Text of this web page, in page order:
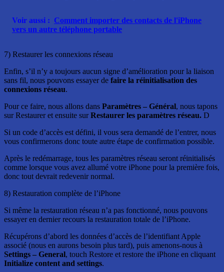
Voir aussi : Comment importer des contacts de l'iPhone
vers un autre téléphone portable
7) Restaurer les connexions réseau
Enfin, s’il n’y a toujours aucun signe d’amélioration pour la liaison
sans fil, nous pouvons essayer de faire la réinitialisation des
connexions réseau.
Pour ce faire, nous allons dans Paramètres – Général, nous tapons
sur Restaurer et ensuite surRestaurer les paramètres réseau. D
Si un code d’accès est défini, il vous sera demandé de l’entrer, nous
vous confirmerons donc toute autre étape de confirmation possible.
Après le redémarrage, tous les paramètres réseau seront réinitialisés
comme lorsque vous avez allumé votre iPhone pour la première fois,
donc tout devrait redevenir normal.
8) Restauration complète de l’iPhone
Si même la restauration réseau n’a pas fonctionné, nous pouvons
essayer en dernier recours la restauration totale de l’iPhone.
Récupérons d’abord les données d’accès de l’identifiant Apple
associé (nous en aurons besoin plus tard), puis amenons-nous à
Settings – General, touch Restore et restore the iPhone en cliquant
Initialize content and settings.